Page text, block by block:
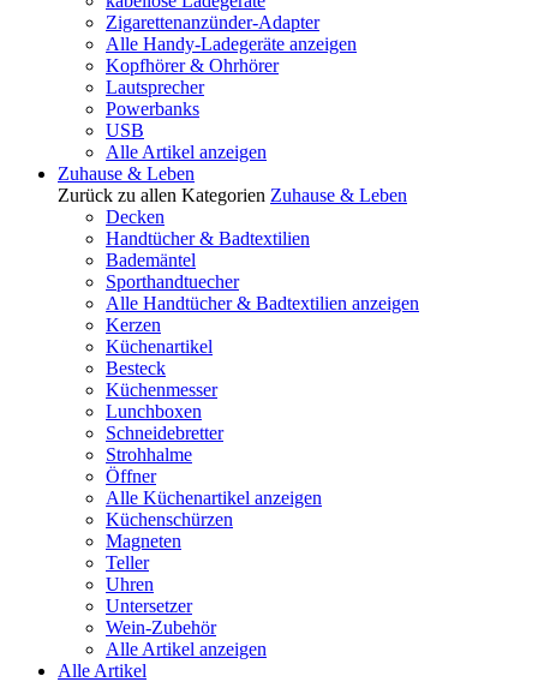
Zigarettenanzünder-Adapter
Alle Handy-Ladegeräte anzeigen
Kopfhörer & Ohrhörer
Lautsprecher
Powerbanks
USB
Alle Artikel anzeigen
Zuhause & Leben
Zurück zu allen Kategorien Zuhause & Leben
Decken
Handtücher & Badtextilien
Bademäntel
Sporthandtuecher
Alle Handtücher & Badtextilien anzeigen
Kerzen
Küchenartikel
Besteck
Küchenmesser
Lunchboxen
Schneidebretter
Strohhalme
Öffner
Alle Küchenartikel anzeigen
Küchenschürzen
Magneten
Teller
Uhren
Untersetzer
Wein-Zubehör
Alle Artikel anzeigen
Alle Artikel